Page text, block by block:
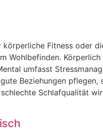
körperliche Fitness o‬der
Wohlbefinden.
umfasst
Beziehungen pflegen,
Schlafqualität